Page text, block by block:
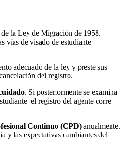
la Ley de Migración de 1958.
vías de visado de estudiante
adecuado de la ley y preste sus
del registro.
. Si posteriormente se examina
el registro del agente corre
Continuo (CPD) anualmente.
y las expectativas cambiantes del